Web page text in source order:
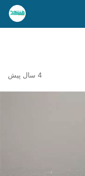
4 سال پیش